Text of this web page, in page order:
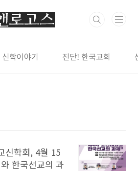
학이야기 진단! 한국교회
신학회, 4월 15
한국선교의 과